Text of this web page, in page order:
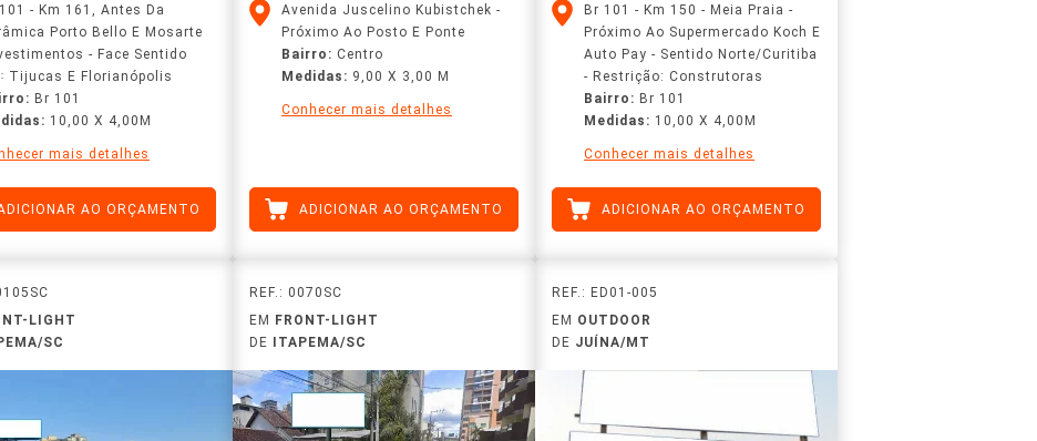
‑ Km 161, Antes Da
Porto Bello E Mosarte
- Face Sentido
Tijucas E Florianópolis
Br 101
10,00 X 4,00M
mais detalhes
AO ORÇAMENTO
Avenida Juscelino Kubistchek -
Próximo Ao Posto E Ponte
Bairro: Centro
Medidas: 9,00 X 3,00 M
Conhecer mais detalhes
ADICIONAR AO ORÇAMENTO
Br 101 - Km 150 - Meia Praia -
Próximo Ao Supermercado Koch E
Auto Pay - Sentido Norte/Curitiba
- Restrição: Construtoras
Bairro: Br 101
Medidas: 10,00 X 4,00M
Conhecer mais detalhes
ADICIONAR AO ORÇAMENTO
LIGHT
SC
REF.: 0070SC
EM FRONT-LIGHT
DE ITAPEMA/SC
REF.: ED01-005
EM OUTDOOR
DE JUÍNA/MT